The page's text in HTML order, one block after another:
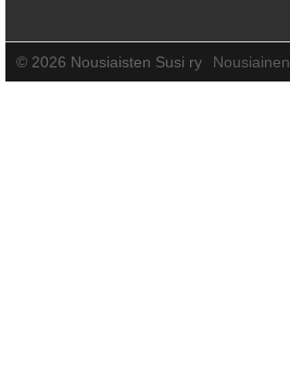
© 2026 Nousiaisten Susi ry Nousiainen